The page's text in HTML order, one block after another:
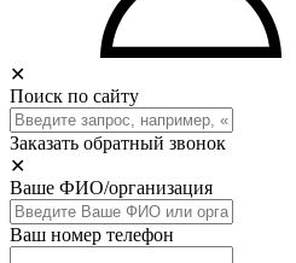
✕
Поиск по сайту
Заказать обратный звонок
✕
Ваше ФИО/организация
Ваш номер телефон